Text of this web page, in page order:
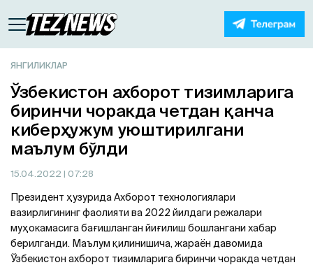
ЯНГИЛИКЛАР
Ўзбекистон ахборот тизимларига
биринчи чоракда четдан қанча
киберҳужум уюштирилгани
маълум бўлди
15.04.2022 | 07:28
Президент ҳузурида Ахборот технологиялари
вазирлигининг фаолияти ва 2022 йилдаги режалари
муҳокамасига бағишланган йиғилиш бошлангани хабар
берилганди. Маълум қилинишича, жараён давомида
Ўзбекистон ахборот тизимларига биринчи чоракда четдан